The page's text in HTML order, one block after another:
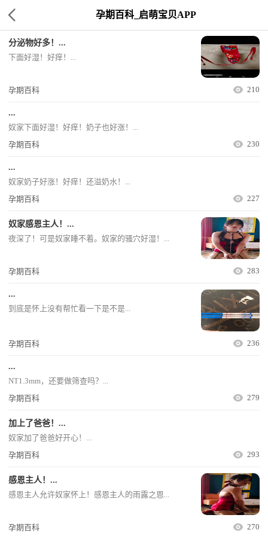
孕期百科_启萌宝贝APP
分泌物好多！...
下面好湿！好痒！...
孕期百科 210
...
奴家下面好湿！好痒！奶子也好涨！...
孕期百科
230
...
奴家奶子好涨！好痒！还溢奶水！...
孕期百科
227
奴家感恩主人！...
夜深了！可是奴家睡不着。奴家的骚穴好湿！...
孕期百科 283
...
到底是怀上没有帮忙看一下是不是...
孕期百科 236
...
NT1.3mm，还要做筛查吗？...
孕期百科
279
加上了爸爸！...
奴家加了爸爸好开心！...
孕期百科
293
感恩主人！...
感恩主人允许奴家怀上！感恩主人的雨露之恩...
孕期百科 270